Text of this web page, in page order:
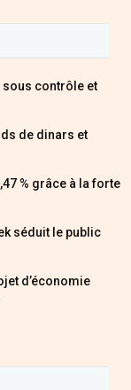
contrôle et
de dinars et
% grâce à la forte
séduit le public
d’économie